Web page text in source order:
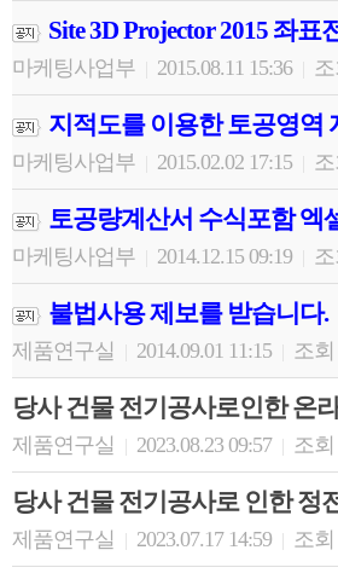
Site 3D Projector 2015 좌표
마케팅사업부 2015.08.11 15:36
지적도를 이용한 토공영역
마케팅사업부 2015.02.02 17:15
토공량계산서 수식포함 엑
마케팅사업부 2014.12.15 09:19
불법사용 제보를 받습니다.
제품연구실 2014.09.01 11:15 조회
당사 건물 전기공사로인한 온
제품연구실 | 2023.08.23 09:57 | 조회
당사 건물 전기공사로 인한 정
제품연구실 | 2023.07.17 14:59 | 조회